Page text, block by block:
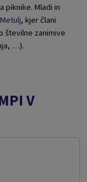
piknike. Mladi in
, kjer člani
številne zanimive
…).
V